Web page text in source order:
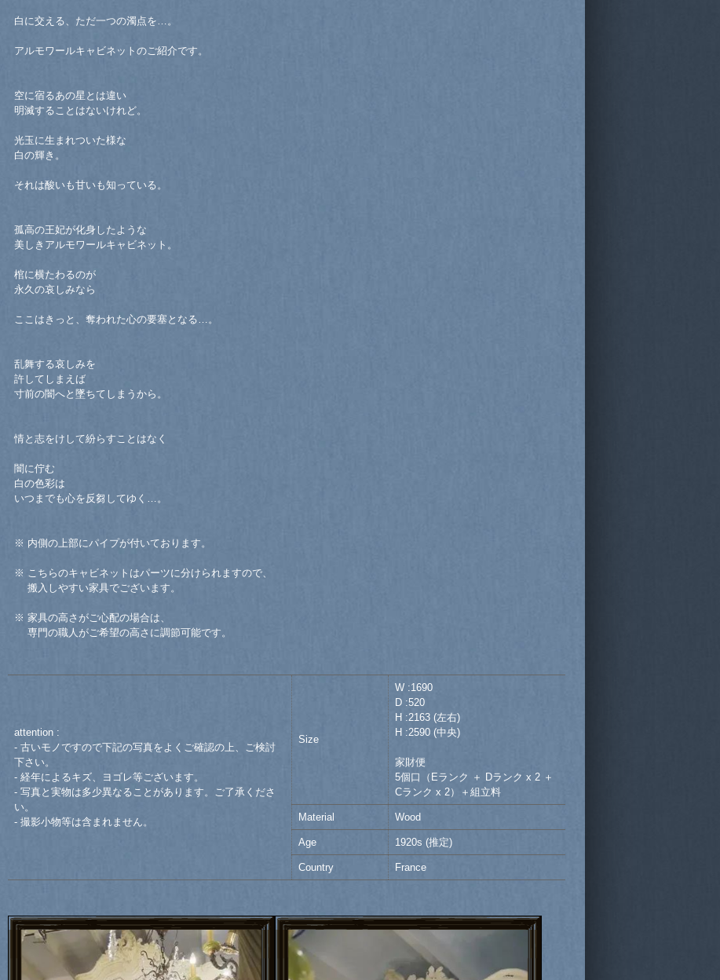
白に交える、ただ一つの濁点を…。
アルモワールキャビネットのご紹介です。
空に宿るあの星とは違い
明滅することはないけれど。
光玉に生まれついた様な
白の輝き。
それは酸いも甘いも知っている。
孤高の王妃が化身したような
美しきアルモワールキャビネット。
棺に横たわるのが
永久の哀しみなら
ここはきっと、奪われた心の要塞となる…。
乱舞する哀しみを
許してしまえば
寸前の闇へと墜ちてしまうから。
情と志をけして紛らすことはなく
闇に佇む
白の色彩は
いつまでも心を反芻してゆく…。
※ 内側の上部にパイプが付いております。
※ こちらのキャビネットはパーツに分けられますので、
搬入しやすい家具でございます。
※ 家具の高さがご心配の場合は、
専門の職人がご希望の高さに調節可能です。
attention :
- 古いモノですので下記の写真をよくご確認の上、ご検討
下さい。
- 経年によるキズ、ヨゴレ等ございます。
- 写真と実物は多少異なることがあります。ご了承くださ
い。
- 撮影小物等は含まれません。
Size
W :1690
D :520
H :2163 (左右)
H :2590 (中央)
家財便
5個口（Eランク ＋ Dランク x 2 ＋
Cランク x 2）＋組立料
Material Wood
Age 1920s (推定)
Country France